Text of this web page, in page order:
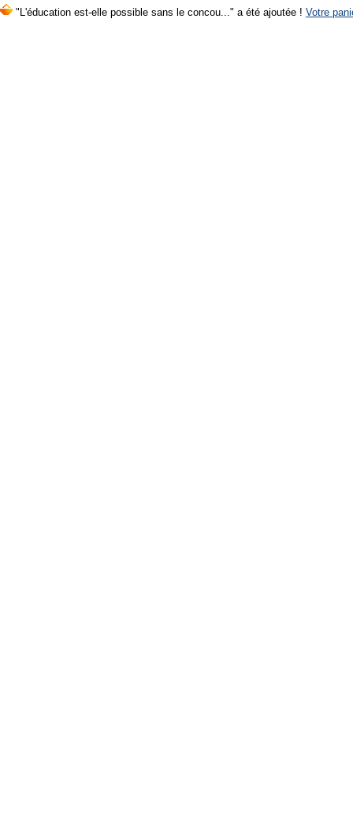
"L'éducation est-elle possible sans le concou..." a été ajoutée ! Votre